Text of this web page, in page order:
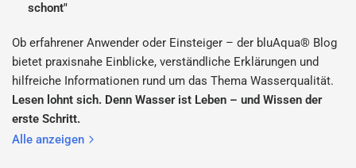
schont"
Ob erfahrener Anwender oder Einsteiger – der bluAqua® Blog
bietet praxisnahe Einblicke, verständliche Erklärungen und
hilfreiche Informationen rund um das Thema Wasserqualität.
Lesen lohnt sich. Denn Wasser ist Leben – und Wissen der
erste Schritt.
Alle anzeigen